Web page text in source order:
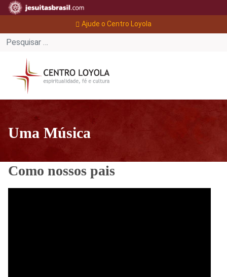
Ajude o Centro Loyola
Uma Música
Como nossos pais